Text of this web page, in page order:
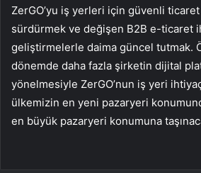
ZerGO’yu iş yerleri için güvenli ticaret
sürdürmek ve değişen B2B e-ticaret
geliştirmelerle daima güncel tutmak.
dönemde daha fazla şirketin dijital
yönelmesiyle ZerGO’nun iş yeri
ülkemizin en yeni pazaryeri
en büyük pazaryeri konumuna